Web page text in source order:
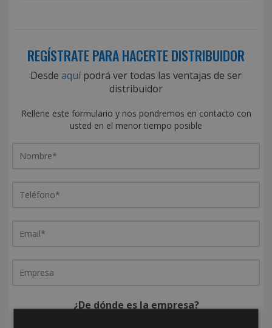
REGÍSTRATE PARA HACERTE DISTRIBUIDOR
Desde aquípodrá ver todas las ventajas de ser
distribuidor
Rellene este formulario y nos pondremos en contacto con
usted en el menor tiempo posible
¿De dónde es la empresa?